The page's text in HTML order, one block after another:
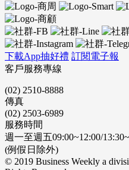
下載App抽好禮 訂閱電子報
客戶服務專線
(02) 2510-8888
傳真
(02) 2503-6989
服務時間
週一至週五09:00~12:00/
(例假日除外)
© 2019 Business Weekly a